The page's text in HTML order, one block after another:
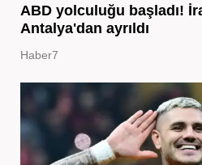
ABD yolculuğu başladı!
Antalya'dan ayrıldı
Haber7